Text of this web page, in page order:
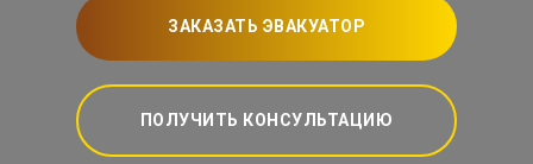
ЗАКАЗАТЬ ЭВАКУАТОР
ПОЛУЧИТЬ КОНСУЛЬТАЦИЮ